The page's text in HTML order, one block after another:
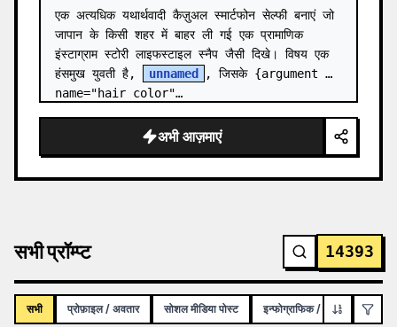
एक अत्यधिक यथार्थवादी कैज़ुअल स्मार्टफोन सेल्फी बनाएं जो
जापान के किसी शहर में बाहर ली गई एक प्रामाणिक
इंस्टाग्राम स्टोरी लाइफस्टाइल स्नैप जैसी दिखे। विषय एक
हंसमुख युवती है,
unnamed
, जिसके {argument
name="hair color"…
अभी आज़माएं
सभी प्रॉम्प्ट 14393
सभी प्रोफ़ाइल / अवतार सोशल मीडिया पोस्ट इन्फोग्राफिक / शैक्षिक विज़ुअल